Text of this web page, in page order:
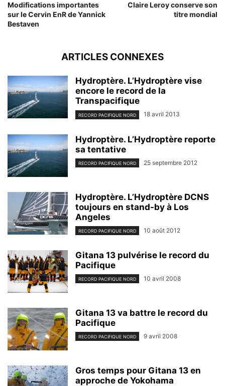
Modifications importantes
sur le Cervin EnR de Yannick
Bestaven
Claire Leroy conserve son
titre mondial
ARTICLES CONNEXES
Hydroptère. L’Hydroptère vise
encore le record de la
Transpacifique
RECORD PACIFIQUE NORD 18 avril 2013
Hydroptère. L’Hydroptère reporte
sa tentative
RECORD PACIFIQUE NORD 25 septembre 2012
Hydroptère. L’Hydroptère DCNS
toujours en stand-by à Los
Angeles
RECORD PACIFIQUE NORD 10 août 2012
Gitana 13 pulvérise le record du
Pacifique
RECORD PACIFIQUE NORD 10 avril 2008
Gitana 13 va battre le record du
Pacifique
RECORD PACIFIQUE NORD 9 avril 2008
Gros temps pour Gitana 13 en
approche de Yokohama